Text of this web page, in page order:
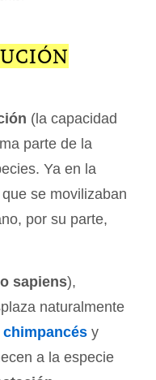
(la capacidad
parte de la
Ya en la
se movilizaban
por su parte,
sapiens),
naturalmente
chimpancés y
a la especie